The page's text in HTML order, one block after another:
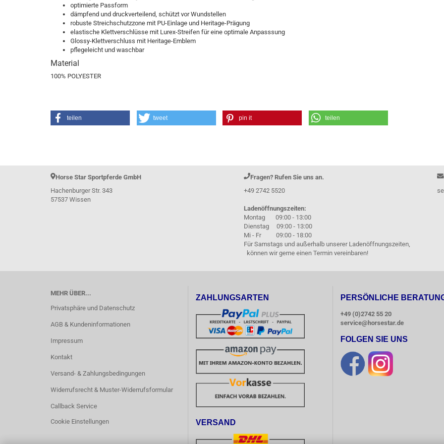
Le Mieux Horsefashion
optimierte Passform
dämpfend und druckverteilend, schützt vor Wundstellen
robuste Streichschutzzone mit PU-Einlage und Heritage-Prägung
elastische Klettverschlüsse mit Lurex-Streifen für eine optimale Anpasssung
Glossy-Klettverschluss mit Heritage-Emblem
pflegeleicht und waschbar
Material
100% POLYESTER
teilen tweet pin it teilen
Horse Star Sportpferde GmbH
Hachenburger Str. 343
57537 Wissen
Fragen? Rufen Sie uns an.
+49 2742 5520
Ladenöffnungszeiten:
Montag 09:00 - 13:00
Dienstag 09:00 - 13:00
Mi - Fr 09:00 - 18:00
Für Samstags und außerhalb unserer Ladenöffnungszeiten,
können wir gerne einen Termin vereinbaren!
MEHR ÜBER...
Privatsphäre und Datenschutz
AGB & Kundeninformationen
Impressum
Kontakt
Versand- & Zahlungsbedingungen
Widerrufsrecht & Muster-Widerrufsformular
Callback Service
Cookie Einstellungen
ZAHLUNGSARTEN
VERSAND
PERSÖNLICHE
+49 (0)2742 55 20
service@horsestar.de
FOLGEN SIE UNS